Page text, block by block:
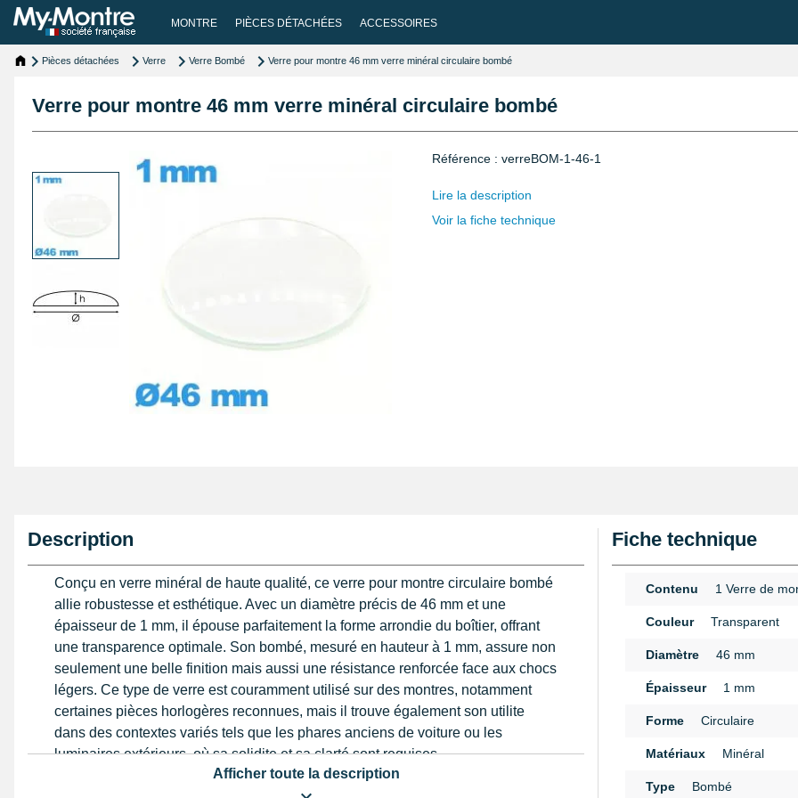
MONTRE PIÈCES DÉTACHÉES ACCESSOIRES
Pièces détachées Verre Verre Bombé Verre pour montre 46 mm verre minéral circulaire bombé
Verre pour montre 46 mm verre minéral circulaire bombé
Référence : verreBOM-1-46-1
Lire la description
Voir la fiche technique
Description
Conçu en verre minéral de haute qualité, ce verre pour montre circulaire bombé
allie robustesse et esthétique. Avec un diamètre précis de 46 mm et une
épaisseur de 1 mm, il épouse parfaitement la forme arrondie du boîtier, offrant
une transparence optimale. Son bombé, mesuré en hauteur à 1 mm, assure non
seulement une belle finition mais aussi une résistance renforcée face aux chocs
légers. Ce type de verre est couramment utilisé sur des montres, notamment
certaines pièces horlogères reconnues, mais il trouve également son utilite
dans des contextes variés tels que les phares anciens de voiture ou les
luminaires extérieurs, où sa solidite et sa clarté sont requises.
Lorsqu'il s'agit de restauration ou de remplacement, il est essentiel de mesurer
Afficher toute la description
Fiche technique
Contenu 1 Verre de
Couleur Transparent
Diamètre 46 mm
Épaisseur 1 mm
Forme Circulaire
Matériaux Minéral
Type Bombé